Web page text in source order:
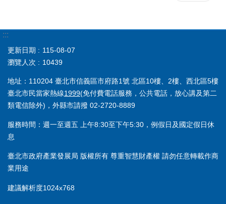
:::
更新日期
115-08-07
瀏覽人次
10439
地址：110204 臺北市信義區市府路1號 北區10樓、2樓、西北區5樓
臺北市民當家熱線1999(免付費電話服務，公共電話，放心講及第二
類電信除外)，外縣市請撥 02-2720-8889
服務時間：週一至週五 上午8:30至下午5:30，例假日及國定假日休
息
臺北市政府產業發展局 版權所有 尊重智慧財產權 請勿任意轉載作商
業用途
建議解析度1024x768